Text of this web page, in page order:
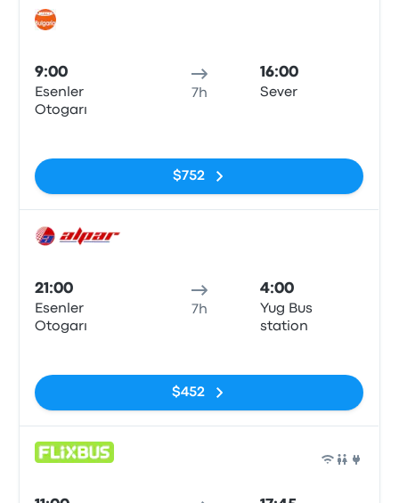
9:00
Esenler
Otogarı
7h
16:00
Sever
$752
21:00
Esenler
Otogarı
7h
4:00
Yug Bus
station
$452